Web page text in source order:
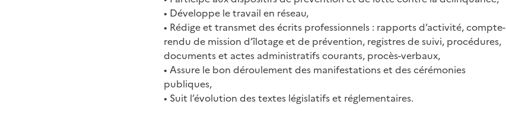
• Développe le travail en réseau,
• Rédige et transmet des écrits professionnels : rapports d’activité, compte-
rendu de mission d’îlotage et de prévention, registres de suivi, procédures,
documents et actes administratifs courants, procès-verbaux,
• Assure le bon déroulement des manifestations et des cérémonies
publiques,
• Suit l’évolution des textes législatifs et réglementaires.